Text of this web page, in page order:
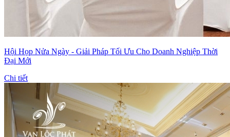
Hội Họp Nửa Ngày - Giải Pháp Tối Ưu Cho Doanh Nghiệp Thời
Đại Mới
Chi tiết